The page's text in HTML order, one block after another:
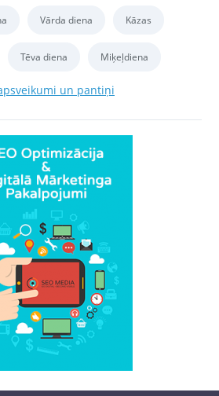
Vārda diena Kāzas
Tēva diena Miķeļdiena
un pantiņi